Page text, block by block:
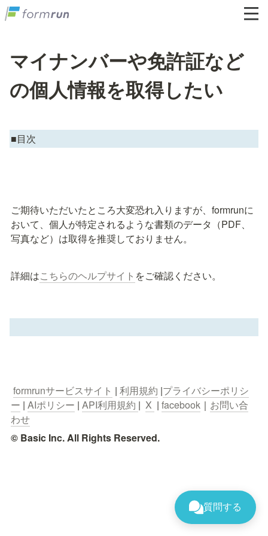
マイナンバーや免許証など
の個人情報を取得したい
■目次
ご期待いただいたところ大変恐れ入りますが、formrunに
おいて、個人が特定されるような書類のデータ（PDF、
写真など）は取得を推奨しておりません。
詳細はこちらのヘルプサイト をご確認ください。
formrunサービスサイト | 利用規約 |プライバシーポリシ
ー | AIポリシー | API利用規約 | X | facebook ｜ お問い合
わせ
© Basic Inc. All Rights Reserved.